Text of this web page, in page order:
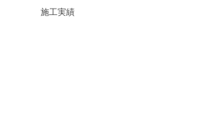
施工実績